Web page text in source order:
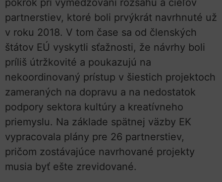
pokrok pri vymedzovaní rozsahu a cieľov
partnerstiev, ktoré boli prvýkrát navrhnuté už
v roku 2018. V tom čase sa od členských
štátov EÚ vyskytli sťažnosti, že návrhy boli
príliš útržkovité a poukazujú na
nekoordinovaný prístup v šiestich projektoch
zameraných na dopravu a na nedostatok
podpory sektora kultúry a kreatívneho
priemyslu. Na základe spätnej väzby EK
vypracovala plány pre 26 partnerstiev,
pričom zostávajúce navrhované projekty
musia byť ešte zrevidované.